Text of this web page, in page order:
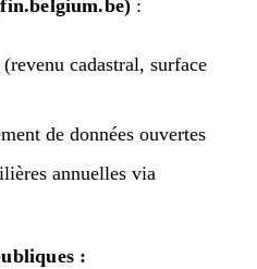
:
cadastral, surface
de données ouvertes
annuelles via
: